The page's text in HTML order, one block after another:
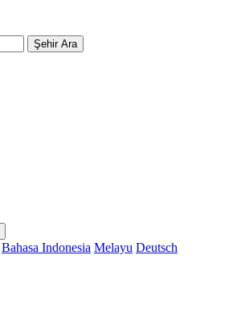
Şehir Ara
Bahasa Indonesia Melayu Deutsch